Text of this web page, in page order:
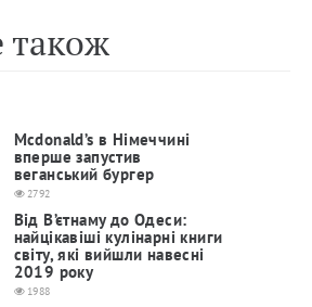
також
Mcdonald’s в Німеччині
вперше запустив
веганський бургер
2792
Від В’єтнаму до Одеси:
найцікавіші кулінарні книги
світу, які вийшли навесні
2019 року
1988